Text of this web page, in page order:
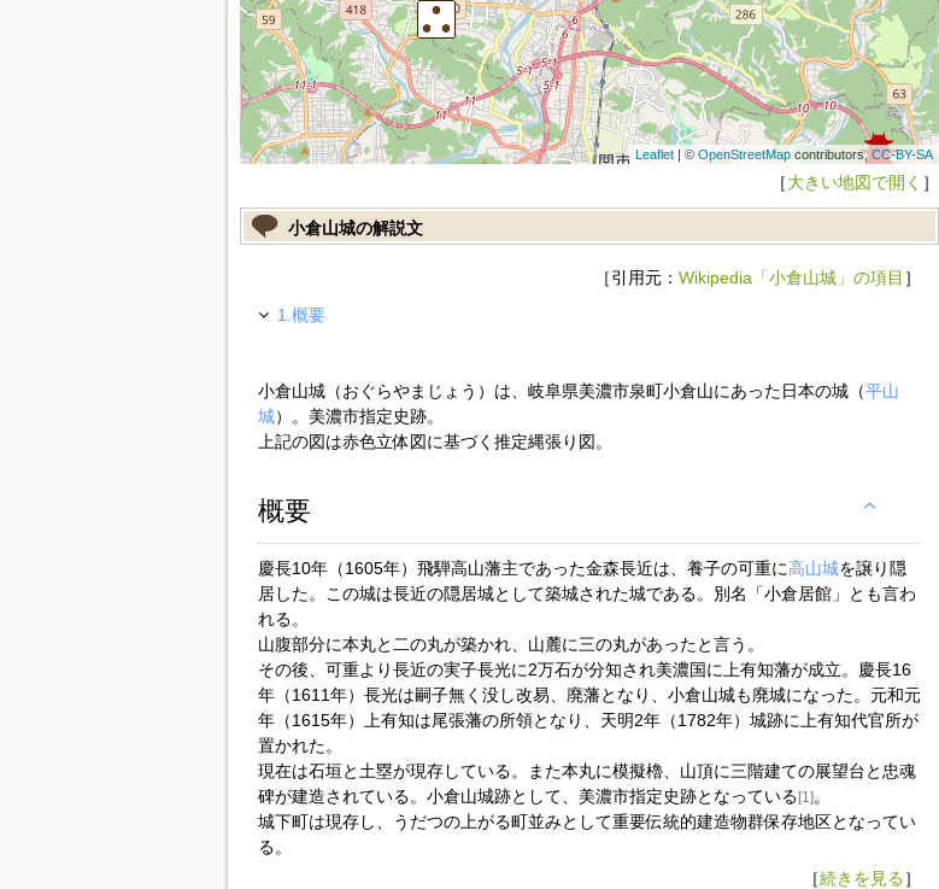
Leaflet| © OpenStreetMapcontributors,CC-BY-SA
［大きい地図で開く ］
小倉山城の解説文
［引用元： Wikipedia「小倉山城」の項目 ］
1.概要
小倉山城（おぐらやまじょう）は、岐阜県美濃市泉町小倉山にあった日本の城（平山
城）。美濃市指定史跡。
上記の図は赤色立体図に基づく推定縄張り図。
概要
慶長10年（1605年）飛騨高山藩主であった金森長近は、養子の可重に高山城を譲り隠
居した。この城は長近の隠居城として築城された城である。別名「小倉居館」とも言わ
れる。
山腹部分に本丸と二の丸が築かれ、山麓に三の丸があったと言う。
その後、可重より長近の実子長光に2万石が分知され美濃国に上有知藩が成立。慶長16
年（1611年）長光は嗣子無く没し改易、廃藩となり、小倉山城も廃城になった。元和元
年（1615年）上有知は尾張藩の所領となり、天明2年（1782年）城跡に上有知代官所が
置かれた。
現在は石垣と土塁が現存している。また本丸に模擬櫓、山頂に三階建ての展望台と忠魂
碑が建造されている。小倉山城跡として、美濃市指定史跡となっている [1]。
城下町は現存し、うだつの上がる町並みとして重要伝統的建造物群保存地区となってい
る。
［続きを見る］